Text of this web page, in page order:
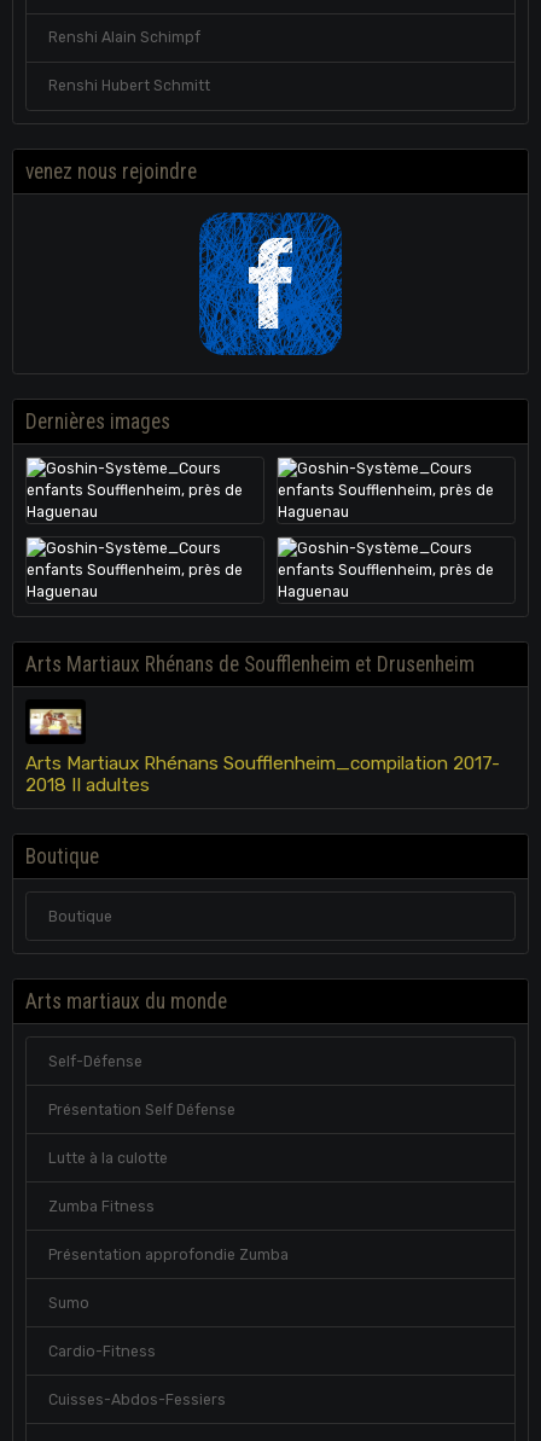
Renshi Alain Schimpf
Renshi Hubert Schmitt
venez nous rejoindre
Dernières images
Arts Martiaux Rhénans de Soufflenheim et Drusenheim
Arts Martiaux Rhénans Soufflenheim_compilation 2017-
2018 II adultes
Boutique
Boutique
Arts martiaux du monde
Self-Défense
Présentation Self Défense
Lutte à la culotte
Zumba Fitness
Présentation approfondie Zumba
Sumo
Cardio-Fitness
Cuisses-Abdos-Fessiers